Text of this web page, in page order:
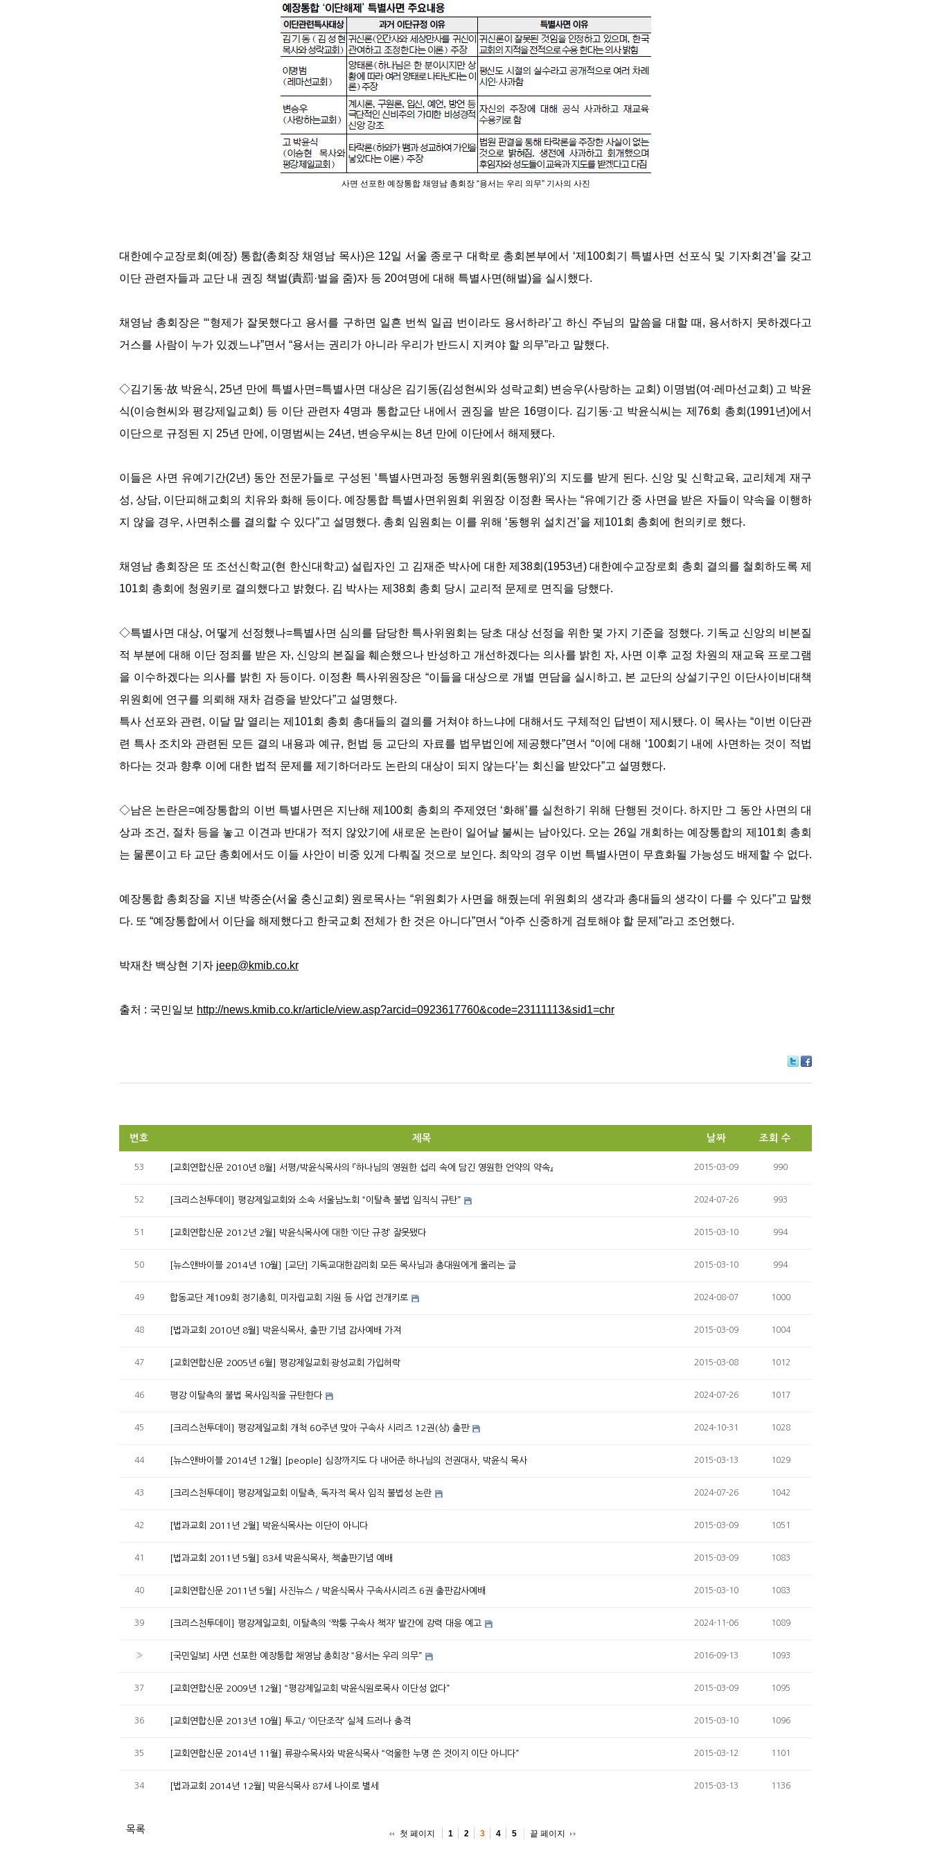
사면 선포한 예장통합 채영남 총회장 “용서는 우리 의무” 기사의 사진
대한예수교장로회(예장) 통합(총회장 채영남 목사)은 12일 서울 종로구 대학로 총회본부에서 ‘제100회기 특별사면 선포식 및 기자회견’을 갖고
이단 관련자들과 교단 내 권징 책벌(責罰·벌을 줌)자 등 20여명에 대해 특별사면(해벌)을 실시했다.
채영남 총회장은 “‘형제가 잘못했다고 용서를 구하면 일흔 번씩 일곱 번이라도 용서하라’고 하신 주님의 말씀을 대할 때, 용서하지 못하겠다고
거스를 사람이 누가 있겠느냐”면서 “용서는 권리가 아니라 우리가 반드시 지켜야 할 의무”라고 말했다.
◇김기동·故 박윤식, 25년 만에 특별사면=특별사면 대상은 김기동(김성현씨와 성락교회) 변승우(사랑하는 교회) 이명범(여·레마선교회) 고 박윤
식(이승현씨와 평강제일교회) 등 이단 관련자 4명과 통합교단 내에서 권징을 받은 16명이다. 김기동·고 박윤식씨는 제76회 총회(1991년)에서
이단으로 규정된 지 25년 만에, 이명범씨는 24년, 변승우씨는 8년 만에 이단에서 해제됐다.
이들은 사면 유예기간(2년) 동안 전문가들로 구성된 ‘특별사면과정 동행위원회(동행위)’의 지도를 받게 된다. 신앙 및 신학교육, 교리체계 재구
성, 상담, 이단피해교회의 치유와 화해 등이다. 예장통합 특별사면위원회 위원장 이정환 목사는 “유예기간 중 사면을 받은 자들이 약속을 이행하
지 않을 경우, 사면취소를 결의할 수 있다”고 설명했다. 총회 임원회는 이를 위해 ‘동행위 설치건’을 제101회 총회에 헌의키로 했다.
채영남 총회장은 또 조선신학교(현 한신대학교) 설립자인 고 김재준 박사에 대한 제38회(1953년) 대한예수교장로회 총회 결의를 철회하도록 제
101회 총회에 청원키로 결의했다고 밝혔다. 김 박사는 제38회 총회 당시 교리적 문제로 면직을 당했다.
◇특별사면 대상, 어떻게 선정했나=특별사면 심의를 담당한 특사위원회는 당초 대상 선정을 위한 몇 가지 기준을 정했다. 기독교 신앙의 비본질
적 부분에 대해 이단 정죄를 받은 자, 신앙의 본질을 훼손했으나 반성하고 개선하겠다는 의사를 밝힌 자, 사면 이후 교정 차원의 재교육 프로그램
을 이수하겠다는 의사를 밝힌 자 등이다. 이정환 특사위원장은 “이들을 대상으로 개별 면담을 실시하고, 본 교단의 상설기구인 이단사이비대책
위원회에 연구를 의뢰해 재차 검증을 받았다”고 설명했다.
특사 선포와 관련, 이달 말 열리는 제101회 총회 총대들의 결의를 거쳐야 하느냐에 대해서도 구체적인 답변이 제시됐다. 이 목사는 “이번 이단관
련 특사 조치와 관련된 모든 결의 내용과 예규, 헌법 등 교단의 자료를 법무법인에 제공했다”면서 “이에 대해 ‘100회기 내에 사면하는 것이 적법
하다는 것과 향후 이에 대한 법적 문제를 제기하더라도 논란의 대상이 되지 않는다’는 회신을 받았다”고 설명했다.
◇남은 논란은=예장통합의 이번 특별사면은 지난해 제100회 총회의 주제였던 ‘화해’를 실천하기 위해 단행된 것이다. 하지만 그 동안 사면의 대
상과 조건, 절차 등을 놓고 이견과 반대가 적지 않았기에 새로운 논란이 일어날 불씨는 남아있다. 오는 26일 개회하는 예장통합의 제101회 총회
는 물론이고 타 교단 총회에서도 이들 사안이 비중 있게 다뤄질 것으로 보인다. 최악의 경우 이번 특별사면이 무효화될 가능성도 배제할 수 없다.
예장통합 총회장을 지낸 박종순(서울 충신교회) 원로목사는 “위원회가 사면을 해줬는데 위원회의 생각과 총대들의 생각이 다를 수 있다”고 말했
다. 또 “예장통합에서 이단을 해제했다고 한국교회 전체가 한 것은 아니다”면서 “아주 신중하게 검토해야 할 문제”라고 조언했다.
박재찬 백상현 기자 jeep@kmib.co.kr
출처 : 국민일보 http://news.kmib.co.kr/article/view.asp?arcid=0923617760&code=23111113&sid1=chr
itte ce
번호 제목 날짜 조회 수
53 [교회연합신문 2010년 8월] 서평/박윤식목사의 『하나님의 영원한 섭리 속에 담긴 영원한 언약의 약속』 2015-03-09 990
52 [크리스천투데이] 평강제일교회와 소속 서울남노회 “이탈측 불법 임직식 규탄” 2024-07-26 993
51 [교회연합신문 2012년 2월] 박윤식목사에 대한 ‘이단 규정’ 잘못됐다 2015-03-10 994
50 [뉴스앤바이블 2014년 10월] [교단] 기독교대한감리회 모든 목사님과 총대원에게 올리는 글 2015-03-10 994
49 합동교단 제109회 정기총회, 미자립교회 지원 등 사업 전개키로 2024-08-07 1000
48 [법과교회 2010년 8월] 박윤식목사, 출판 기념 감사예배 가져 2015-03-09 1004
47 [교회연합신문 2005년 6월] 평강제일교회·광성교회 가입허락 2015-03-08 1012
46 평강 이탈측의 불법 목사임직을 규탄한다 2024-07-26 1017
45 [크리스천투데이] 평강제일교회 개척 60주년 맞아 구속사 시리즈 12권(상) 출판 2024-10-31 1028
44 [뉴스앤바이블 2014년 12월] [people] 심장까지도 다 내어준 하나님의 전권대사, 박윤식 목사 2015-03-13 1029
43 [크리스천투데이] 평강제일교회 이탈측, 독자적 목사 임직 불법성 논란 2024-07-26 1042
42 [법과교회 2011년 2월] 박윤식목사는 이단이 아니다 2015-03-09 1051
41 [법과교회 2011년 5월] 83세 박윤식목사, 책출판기념 예배 2015-03-09 1083
40 [교회연합신문 2011년 5월] 사진뉴스 / 박윤식목사 구속사시리즈 6권 출판감사예배 2015-03-10 1083
39 [크리스천투데이] 평강제일교회, 이탈측의 ‘짝퉁 구속사 책자’ 발간에 강력 대응 예고 2024-11-06 1089
» [국민일보] 사면 선포한 예장통합 채영남 총회장 “용서는 우리 의무” 2016-09-13 1093
37 [교회연합신문 2009년 12월] “평강제일교회 박윤식원로목사 이단성 없다” 2015-03-09 1095
36 [교회연합신문 2013년 10월] 투고/ ‘이단조작’ 실체 드러나 충격 2015-03-10 1096
35 [교회연합신문 2014년 11월] 류광수목사와 박윤식목사 “억울한 누명 쓴 것이지 이단 아니다” 2015-03-12 1101
34 [법과교회 2014년 12월] 박윤식목사 87세 나이로 별세 2015-03-13 1136
목록 첫 페이지 1 2 3 4 5 끝 페이지